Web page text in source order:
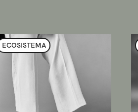
ECOSISTEMA